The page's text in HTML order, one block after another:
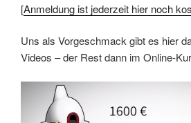
[Anmeldung ist jederzeit hier noch
Uns als Vorgeschmack gibt es hier
Videos – der Rest dann im Online-